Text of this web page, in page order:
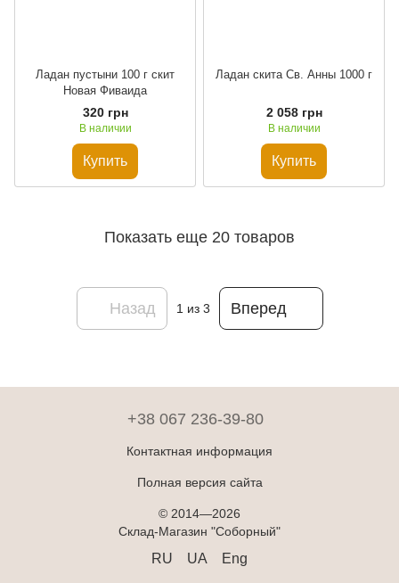
Ладан пустыни 100 г скит
Новая Фиваида
320 грн
В наличии
Купить
Ладан скита Св. Анны 1000 г
2 058 грн
В наличии
Купить
Показать еще 20 товаров
Назад 1 из 3 Вперед
+38 067 236-39-80
Контактная информация
Полная версия сайта
© 2014—2026
Склад-Магазин "Соборный"
RU UA Eng